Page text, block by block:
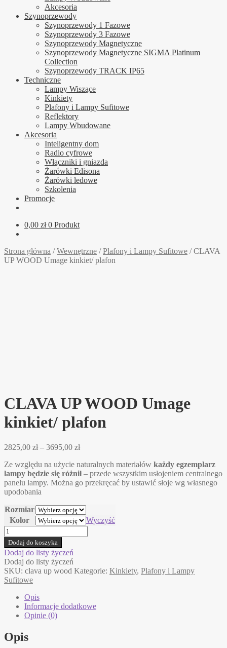
Akcesoria
Szynoprzewody
Szynoprzewody 1 Fazowe
Szynoprzewody 3 Fazowe
Szynoprzewody Magnetyczne
Szynoprzewody Magnetyczne SIGMA Platinum
Collection
Szynoprzewody TRACK IP65
Techniczne
Lampy Wiszące
Kinkiety
Plafony i Lampy Sufitowe
Reflektory
Lampy Wbudowane
Akcesoria
Inteligentny dom
Radio cyfrowe
Włączniki i gniazda
Żarówki Edisona
Żarówki ledowe
Szkolenia
Promocje
0,00 zł 0 Produkt
Strona główna /Wewnętrzne /Plafony i Lampy Sufitowe /CLAVA
UP WOOD Umage kinkiet/ plafon
CLAVA UP WOOD Umage
kinkiet/ plafon
2825,00 zł – 3695,00 złZakres
od
2825,00 zł
do
Ze względu na użycie naturalnych materiałów każdy egzemplarz
lampy będzie się różnił– przede wszystkim usłojeniem centralnego
panelu lampy. Można go przekręcać by ustawić słoje wg własnego
upodobania
Rozmiar
Kolor
Wyczyść
ilość
CLAVA
UP
WOOD
Umage
kinkiet/
plafon
Dodaj do koszyka
Dodaj do listy życzeń
Dodaj do listy życzeń
SKU: clava up wood Kategorie: Kinkiety, Plafony i Lampy
Sufitowe
Opis
Informacje dodatkowe
Opinie (0)
Opis